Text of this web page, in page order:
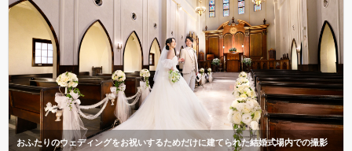
おふたりのウェディングをお祝いするためだけに建てられた結婚式場内での撮影